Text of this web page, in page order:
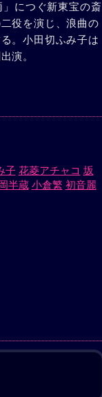
」につぐ新東宝の斎
役を演じ、浪曲の
。小田切ふみ子は
演。
子 花菱アチャコ 坂
半蔵 小倉繁 初音麗